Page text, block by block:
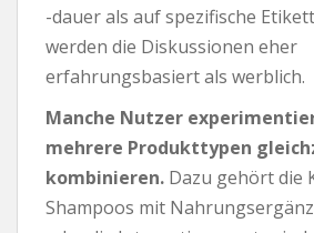
-dauer als auf spezifische
werden die Diskussionen eher
erfahrungsbasiert als werblich.
Manche Nutzer
mehrere Produkttypen
kombinieren. Dazu gehört die
Shampoos mit